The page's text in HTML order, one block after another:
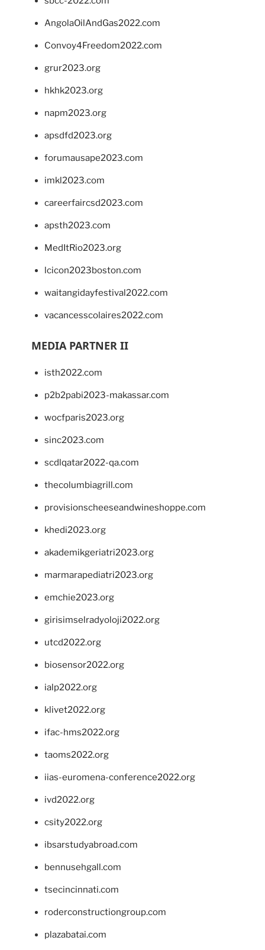
AngolaOilAndGas2022.com
Convoy4Freedom2022.com
grur2023.org
hkhk2023.org
napm2023.org
apsdfd2023.org
forumausape2023.com
imkl2023.com
careerfaircsd2023.com
apsth2023.com
MedItRio2023.org
lcicon2023boston.com
waitangidayfestival2022.com
vacancesscolaires2022.com
MEDIA PARTNER II
isth2022.com
p2b2pabi2023-makassar.com
wocfparis2023.org
sinc2023.com
scdlqatar2022-qa.com
thecolumbiagrill.com
provisionscheeseandwineshoppe.com
khedi2023.org
akademikgeriatri2023.org
marmarapediatri2023.org
emchie2023.org
girisimselradyoloji2022.org
utcd2022.org
biosensor2022.org
ialp2022.org
klivet2022.org
ifac-hms2022.org
taoms2022.org
iias-euromena-conference2022.org
ivd2022.org
csity2022.org
ibsarstudyabroad.com
bennusehgall.com
tsecincinnati.com
roderconstructiongroup.com
plazabatai.com